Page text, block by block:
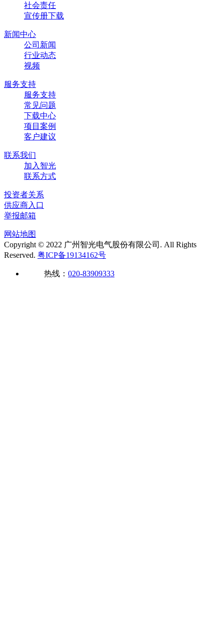
社会责任
宣传册下载
新闻中心
公司新闻
行业动态
视频
服务支持
服务支持
常见问题
下载中心
项目案例
客户建议
联系我们
加入智光
联系方式
投资者关系
供应商入口
举报邮箱
网站地图
Copyright © 2022 广州智光电气股份有限公司. All Rights
Reserved. 粤ICP备19134162号
热线： 020-83909333